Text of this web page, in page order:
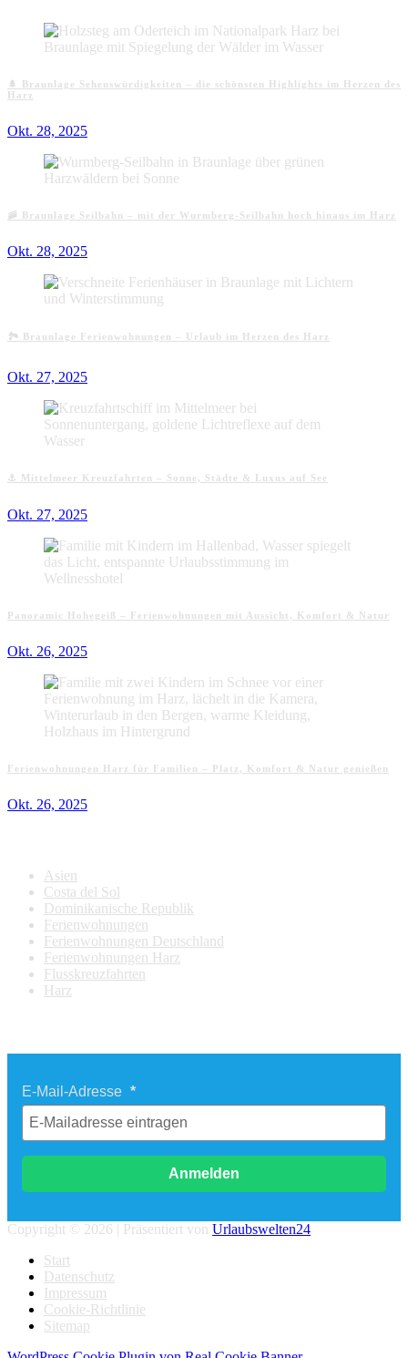
🌲 Braunlage Sehenswürdigkeiten – die schönsten Highlights im Herzen des
Harz
Okt. 28, 2025
🚠 Braunlage Seilbahn – mit der Wurmberg-Seilbahn hoch hinaus im Harz
Okt. 28, 2025
🏞️ Braunlage Ferienwohnungen – Urlaub im Herzen des Harz
Okt. 27, 2025
⚓ Mittelmeer Kreuzfahrten – Sonne, Städte & Luxus auf See
Okt. 27, 2025
Panoramic Hohegeiß – Ferienwohnungen mit Aussicht, Komfort & Natur
Okt. 26, 2025
Ferienwohnungen Harz für Familien – Platz, Komfort & Natur genießen
Okt. 26, 2025
Asien
Costa del Sol
Dominikanische Republik
Ferienwohnungen
Ferienwohnungen Deutschland
Ferienwohnungen Harz
Flusskreuzfahrten
Harz
E-Mail-Adresse
Anmelden
Copyright © 2026 | Präsentiert von Urlaubswelten24
Start
Datenschutz
Impressum
Cookie-Richtlinie
Sitemap